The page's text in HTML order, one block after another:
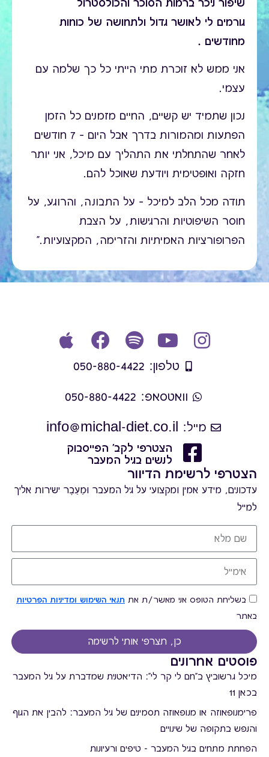
גורמים לי לאושר גדול ולתחושה של כוחות
מחודשים .
אני ממש לא זוכרת מתי הייתי כל כך שלמה עם
עצמי.
נכון שתמיד יש קשיים, החיים מזמנים כל הזמן
הפתעות ומהמורות בדרך אבל היום – 7 חודשים
לאחר שהתחלתי את התהליך עם מיכל, אני יותר
חזקה ואופטימית ויודעת שאוכל להם.
תודה מכל הלב למיכל – על התבונה, והרוגע, על
חוסר השיפוטיות והרגישות, על הצבת
הפרופורציות האמיתיות והזרימה, המקצועיות."
טלפון: 050-880-4422
וואטסאפ: 050-880-4422
מייל: info@michal-diet.co.il
הצטרפי לקב' הפייסבוק
לנשים בגיל המעבר
פוסטים אחרונים
מיכל גרשוביץ ב"חם לי קר לי": הדיאטנית שמדברת על גיל המעבר
בכאן 11
פרימנופאוזה או מנופאוזה תסמינים של גיל המעבר: להבין את הגוף
והנפש בתקופה של שינויים
הפחתת מתחים בגיל המעבר - טיפים ורעיונות
הצטרפי לרשימת הדיוור
עדכונים, מידע אמין ומקצועי על גיל המעבר וּמֵעֵבֶר ישירות אליך
למייל
בשליחת הטופס אני מאשר/ת את תנאי השימוש ומדיניות הפרטיות
באתר
כן, תצרפי אותי לרשימה